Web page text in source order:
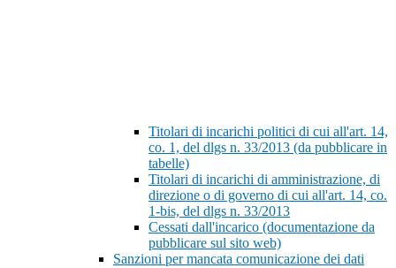
Titolari di incarichi politici di cui all'art. 14,
co. 1, del dlgs n. 33/2013 (da pubblicare in
tabelle)
Titolari di incarichi di amministrazione, di
direzione o di governo di cui all'art. 14, co.
1-bis, del dlgs n. 33/2013
Cessati dall'incarico (documentazione da
pubblicare sul sito web)
Sanzioni per mancata comunicazione dei dati